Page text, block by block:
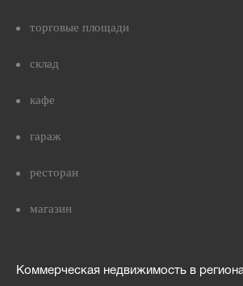
торговые площади
склад
кафе
гараж
ресторан
магазин
Коммерческая недвижимость в